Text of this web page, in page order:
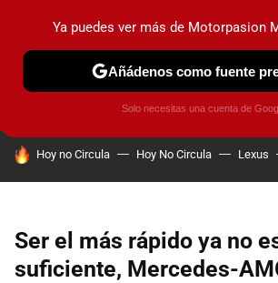
PRUEBAS INDUSTRIA HOY NO
HOY SE HABLA DE
Hoy no Circula Hoy No Circula Lexus
Ser el más rápido ya no
suficiente, Mercedes-
Ya puedes ver más de Motorpasion
Añádenos como fuente
Solo necesitas una cuenta de